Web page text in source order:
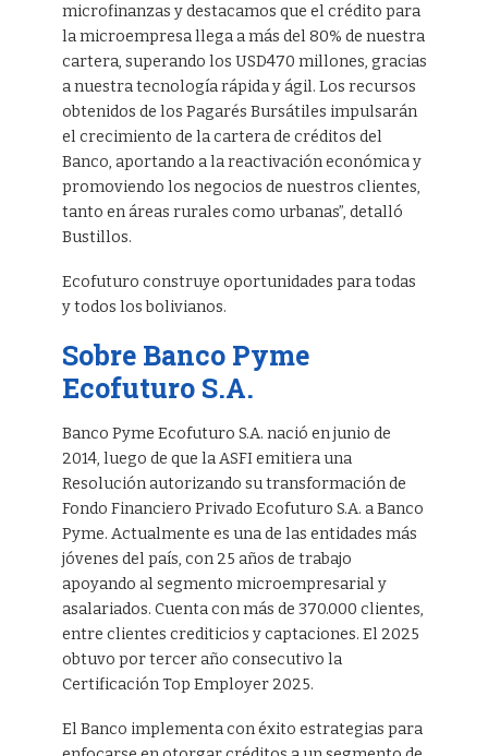
microfinanzas y destacamos que el crédito para
la microempresa llega a más del 80% de nuestra
cartera, superando los USD470 millones, gracias
a nuestra tecnología rápida y ágil. Los recursos
obtenidos de los Pagarés Bursátiles impulsarán
el crecimiento de la cartera de créditos del
Banco, aportando a la reactivación económica y
promoviendo los negocios de nuestros clientes,
tanto en áreas rurales como urbanas”, detalló
Bustillos.
Ecofuturo construye oportunidades para todas
y todos los bolivianos.
Sobre Banco Pyme
Ecofuturo S.A.
Banco Pyme Ecofuturo S.A. nació en junio de
2014, luego de que la ASFI emitiera una
Resolución autorizando su transformación de
Fondo Financiero Privado Ecofuturo S.A. a Banco
Pyme. Actualmente es una de las entidades más
jóvenes del país, con 25 años de trabajo
apoyando al segmento microempresarial y
asalariados. Cuenta con más de 370.000 clientes,
entre clientes crediticios y captaciones. El 2025
obtuvo por tercer año consecutivo la
Certificación Top Employer 2025.
El Banco implementa con éxito estrategias para